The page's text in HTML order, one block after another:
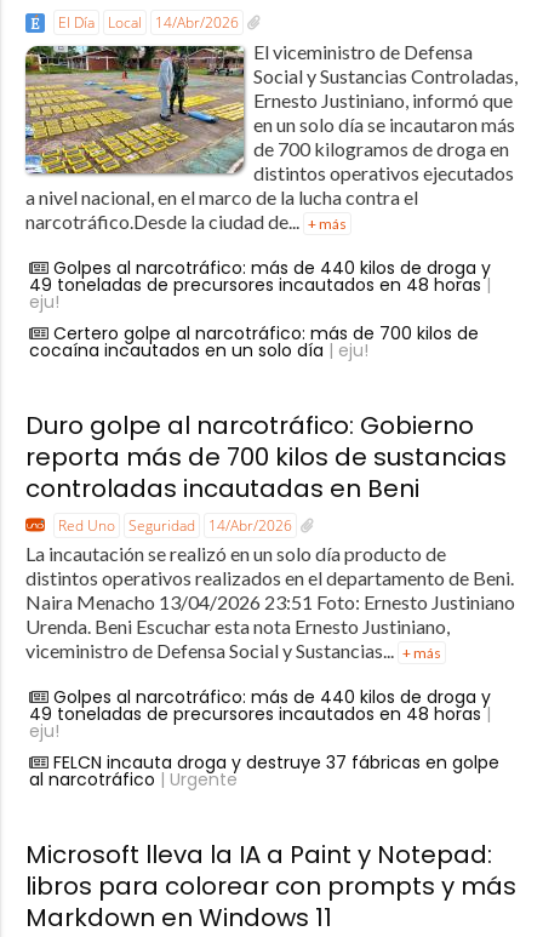
El Día Local 14/Abr/2026
El viceministro de Defensa
Social y Sustancias Controladas,
Ernesto Justiniano, informó que
en un solo día se incautaron más
de 700 kilogramos de droga en
distintos operativos ejecutados
a nivel nacional, en el marco de la lucha contra el
narcotráfico.Desde la ciudad de...
+ más
Golpes al narcotráfico: más de 440 kilos de droga y
49 toneladas de precursores incautados en 48 horas|
eju!
Certero golpe al narcotráfico: más de 700 kilos de
cocaína incautados en un solo día | eju!
Duro golpe al narcotráfico: Gobierno
reporta más de 700 kilos de sustancias
controladas incautadas en Beni
Red Uno Seguridad 14/Abr/2026
La incautación se realizó en un solo día producto de
distintos operativos realizados en el departamento de Beni.
Naira Menacho 13/04/2026 23:51 Foto: Ernesto Justiniano
Urenda. Beni Escuchar esta nota Ernesto Justiniano,
viceministro de Defensa Social y Sustancias... + más
Golpes al narcotráfico: más de 440 kilos de droga y
49 toneladas de precursores incautados en 48 horas|
eju!
FELCN incauta droga y destruye 37 fábricas en golpe
al narcotráfico | Urgente
Microsoft lleva la IA a Paint y Notepad:
libros para colorear con prompts y más
Markdown en Windows 11